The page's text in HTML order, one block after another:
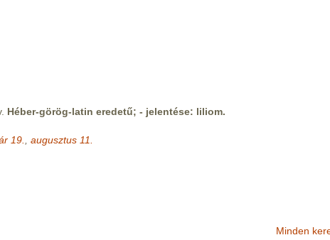
Héber-görög-latin eredetű; - jelentése: liliom.
19. augusztus 11.
Minden